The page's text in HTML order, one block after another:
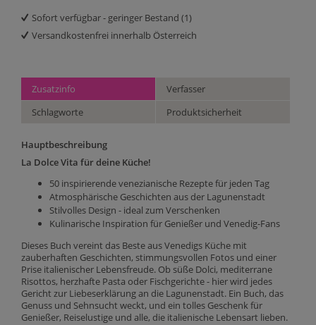
Sofort verfügbar - geringer Bestand (1)
Versandkostenfrei innerhalb Österreich
Zusatzinfo
Verfasser
Schlagworte
Produktsicherheit
Hauptbeschreibung
La Dolce Vita für deine Küche!
50 inspirierende venezianische Rezepte für jeden Tag
Atmosphärische Geschichten aus der Lagunenstadt
Stilvolles Design - ideal zum Verschenken
Kulinarische Inspiration für Genießer und Venedig-Fans
Dieses Buch vereint das Beste aus Venedigs Küche mit
zauberhaften Geschichten, stimmungsvollen Fotos und einer
Prise italienischer Lebensfreude. Ob süße Dolci, mediterrane
Risottos, herzhafte Pasta oder Fischgerichte - hier wird jedes
Gericht zur Liebeserklärung an die Lagunenstadt. Ein Buch, das
Genuss und Sehnsucht weckt, und ein tolles Geschenk für
Genießer, Reiselustige und alle, die italienische Lebensart lieben.